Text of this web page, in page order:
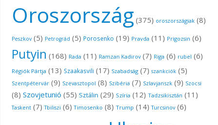
Oroszország (375) oroszországiak(8)
Peszkov(5) Petrográd (5) Porosenko (19) Pravda (11) Prigozsin (6)
Putyin (168) Rada (11) Ramzan Kadirov(7) Riga (6) rubel (6)
Régiók Pártja (13) Szaakasvili (17) Szabadság(7) szankciók(5)
Szentpétervár(9) Szevasztopol (8) Szibéria (7) Szlavjanszk(9) Szocsi
(8) Szovjetunió (55) Sztálin (29) Szíria (12) Tadzsikisztán (11)
Taskent(7)Tbiliszi (6)Timosenko (8) Trump (14)Turcsinov(6)